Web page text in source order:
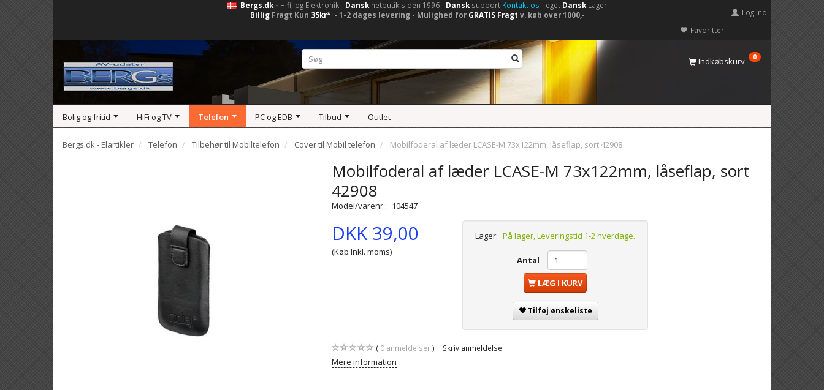
Bergs.dk- Hifi, og Elektronik - Dansknetbutik siden 1996 - Dansksupport Kontakt os - eget DanskLager
Billig Fragt Kun 35kr* - 1-2 dages levering - Mulighed for GRATIS Fragt v. køb over 1000,-
Favoritter
Log ind
Indkøbskurv 0
Bolig og fritid HiFi og TV Telefon PC og EDB Tilbud Outlet
Bergs.dk - Elartikler Telefon Tilbehør til Mobiltelefon Cover til Mobil telefon Mobilfoderal af læder LCASE-M 73x122mm, låseflap, sort 42908
Mobilfoderal af læder LCASE-M 73x122mm, låseflap, sort
42908
Model/varenr.: 104547
DKK 39,00
(Køb Inkl. moms)
Lager: På lager, Leveringstid 1-2 hverdage.
Antal
LÆG I KURV
Tilføj ønskeliste
0anmeldelser Skriv anmeldelse
Mere information